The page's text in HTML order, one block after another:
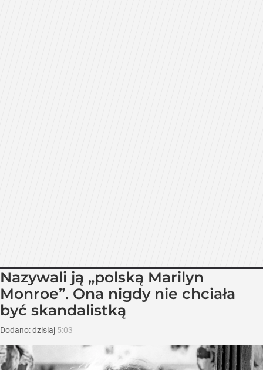
Nazywali ją „polską Marilyn
Monroe”. Ona nigdy nie chciała
być skandalistką
Dodano:dzisiaj 5:03